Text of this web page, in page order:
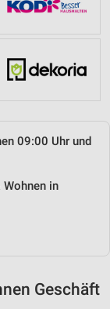
09:00 Uhr und
in
Geschäft